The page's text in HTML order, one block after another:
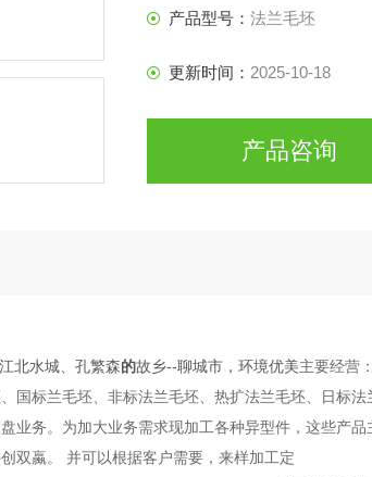
产品型号： 法兰毛坯
更新时间： 2025-10-18
产品咨询
北水城、孔繁森的故乡--聊城市，环境优美主要经营：
国标兰毛坯、非标法兰毛坯、热扩法兰毛坯、日标
业务。为加大业务需求现加工各种异型件，这些产
双蠃。 并可以根据客户需要，来样加工定